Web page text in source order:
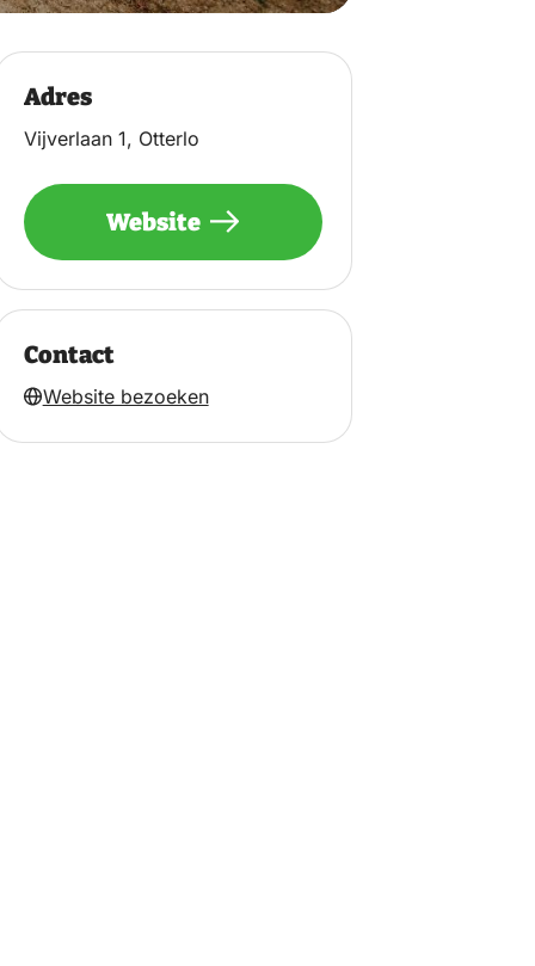
Adres
Vijverlaan 1, Otterlo
Website
Contact
Website bezoeken